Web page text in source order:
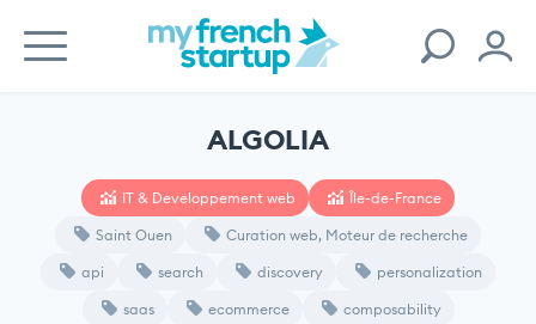
ALGOLIA
IT & Developpement web Île-de-France
Saint Ouen Curation web, Moteur de recherche
api search discovery personalization
saas ecommerce composability